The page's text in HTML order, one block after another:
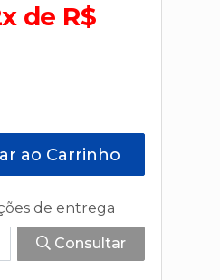
de R$
ao Carrinho
de entrega
Consultar